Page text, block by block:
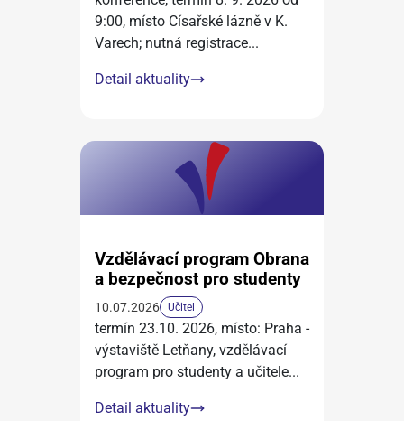
9:00, místo Císařské lázně v K.
Varech; nutná registrace...
Detail aktuality
Vzdělávací program Obrana
a bezpečnost pro studenty
10.07.2026 Učitel
termín 23.10. 2026, místo: Praha -
výstaviště Letňany, vzdělávací
program pro studenty a učitele...
Detail aktuality